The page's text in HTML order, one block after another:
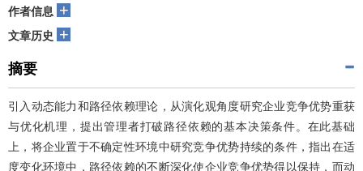
作者信息 +
文章历史 +
摘要
引入动态能力和路径依赖理论，从演化观角度研究企业竞争优势重获
与优化机理，提出管理者打破路径依赖的基本决策条件。在此基础
上，将企业置于不确定性环境中研究竞争优势持续的条件，指出在适
度变化环境中，路径依赖的不断深化使企业竞争优势得以保持，而动